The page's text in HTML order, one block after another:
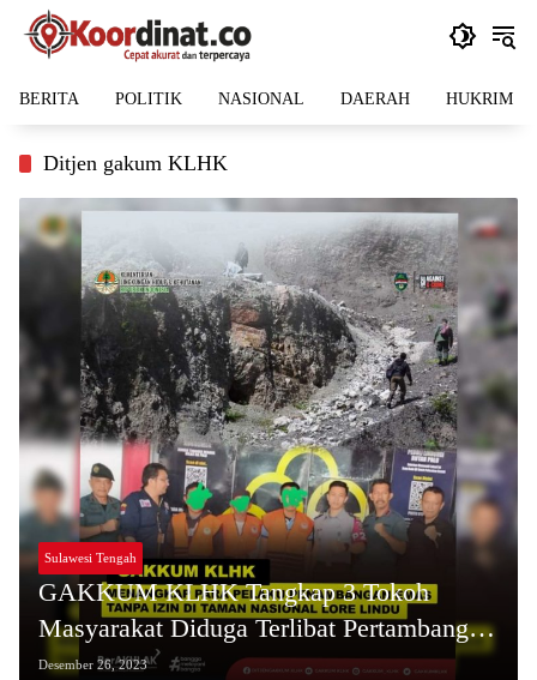
Langsung
BERITA POLITIK NASIONAL DAERAH HUKRIM
Ditjen gakum KLHK
Sulawesi Tengah
GAKKUM KLHK Tangkap 3 Tokoh
Masyarakat Diduga Terlibat Pertambangan
Ilegal (PETI)
Desember 26, 2023